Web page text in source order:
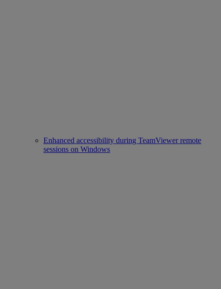
Enhanced accessibility during TeamViewer remote
sessions on Windows